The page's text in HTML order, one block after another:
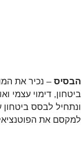
הבסיס – נכיר את
ביטחון, דימוי עצמי
ונתחיל לבסס
למקסם את